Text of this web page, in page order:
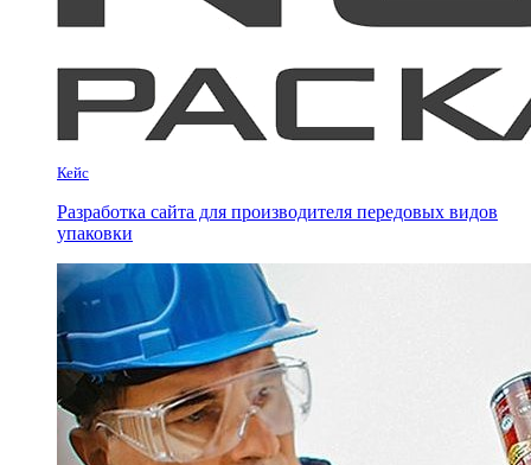
Кейс
Разработка сайта для производителя передовых видов
упаковки